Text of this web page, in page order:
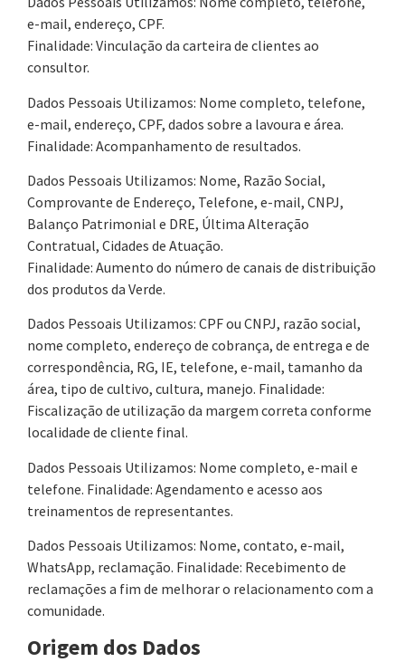
e-mail, endereço, CPF.
Finalidade: Vinculação da carteira de clientes ao
consultor.
Dados Pessoais Utilizamos: Nome completo, telefone,
e-mail, endereço, CPF, dados sobre a lavoura e área.
Finalidade: Acompanhamento de resultados.
Dados Pessoais Utilizamos: Nome, Razão Social,
Comprovante de Endereço, Telefone, e-mail, CNPJ,
Balanço Patrimonial e DRE, Última Alteração
Contratual, Cidades de Atuação.
Finalidade: Aumento do número de canais de distribuição
dos produtos da Verde.
Dados Pessoais Utilizamos: CPF ou CNPJ, razão social,
nome completo, endereço de cobrança, de entrega e de
correspondência, RG, IE, telefone, e-mail, tamanho da
área, tipo de cultivo, cultura, manejo. Finalidade:
Fiscalização de utilização da margem correta conforme
localidade de cliente final.
Dados Pessoais Utilizamos: Nome completo, e-mail e
telefone. Finalidade: Agendamento e acesso aos
treinamentos de representantes.
Dados Pessoais Utilizamos: Nome, contato, e-mail,
WhatsApp, reclamação. Finalidade: Recebimento de
reclamações a fim de melhorar o relacionamento com a
comunidade.
Origem dos Dados